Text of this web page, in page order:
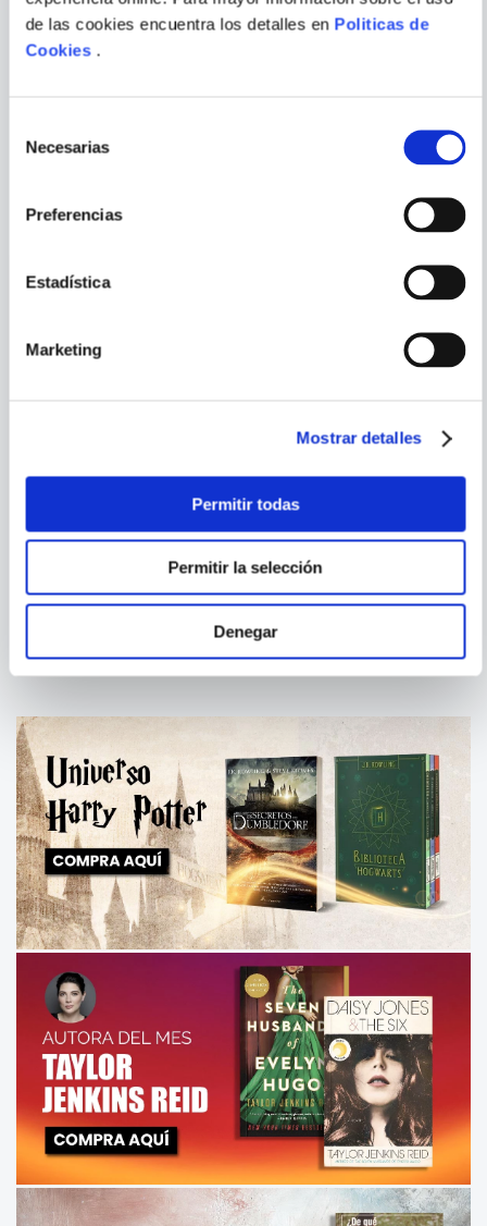
de las cookies encuentra los detalles en Politicas de
Cookies.
Necesarias
Preferencias
Estadística
Marketing
Mostrar detalles
Permitir todas
Permitir la selección
Denegar
GLEIPNIR 3
WAR, VOL. 7
VISTE
VER TODOS
AFRO SAMURAI 1